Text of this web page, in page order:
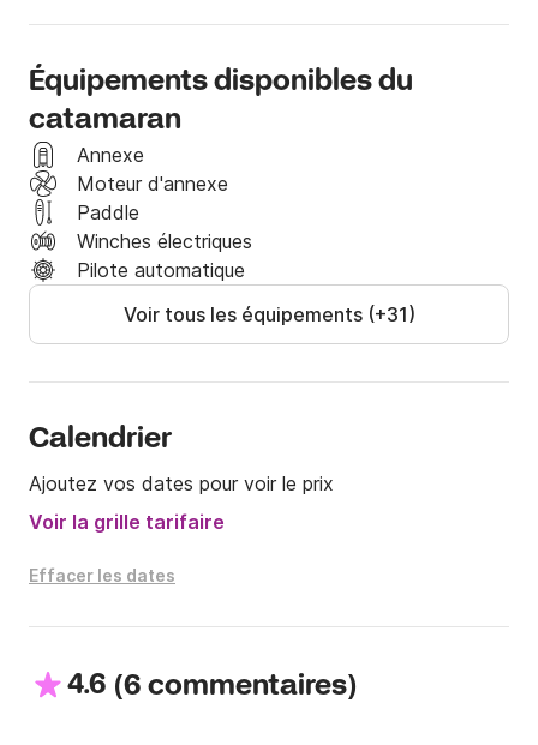
Ajaccio.
Welcome To board .   Dany
Équipements disponibles du
catamaran
Annexe
Moteur d'annexe
Paddle
Winches électriques
Pilote automatique
Voir tous les équipements (+31)
Calendrier
Ajoutez vos dates pour voir le prix
Voir la grille tarifaire
Effacer les dates
4.6 (6 commentaires)